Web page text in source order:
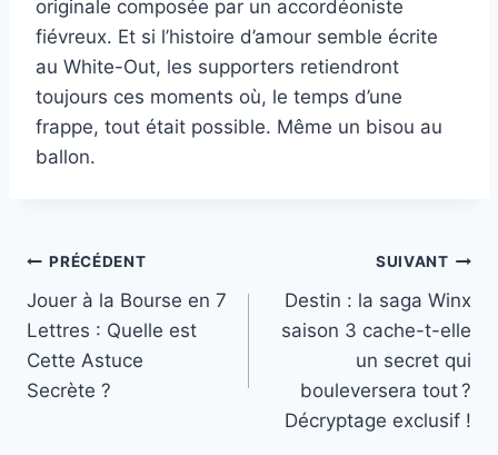
originale composée par un accordéoniste
fiévreux. Et si l’histoire d’amour semble écrite
au White-Out, les supporters retiendront
toujours ces moments où, le temps d’une
frappe, tout était possible. Même un bisou au
ballon.
Navigation
de
l’article
PRÉCÉDENT
Jouer à la Bourse en 7
Lettres : Quelle est
Cette Astuce
Secrète ?
SUIVANT
Destin : la saga Winx
saison 3 cache-t-elle
un secret qui
bouleversera tout ?
Décryptage exclusif !